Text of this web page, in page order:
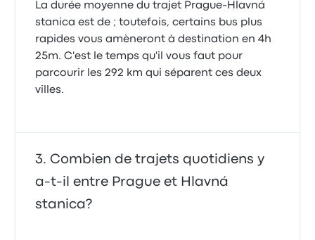
La durée moyenne du trajet Prague-Hlavná
stanica est de ; toutefois, certains bus plus
rapides vous amèneront à destination en 4h
25m. C'est le temps qu'il vous faut pour
parcourir les 292 km qui séparent ces deux
villes.
Combien de trajets quotidiens y
a-t-il entre Prague et Hlavná
stanica?